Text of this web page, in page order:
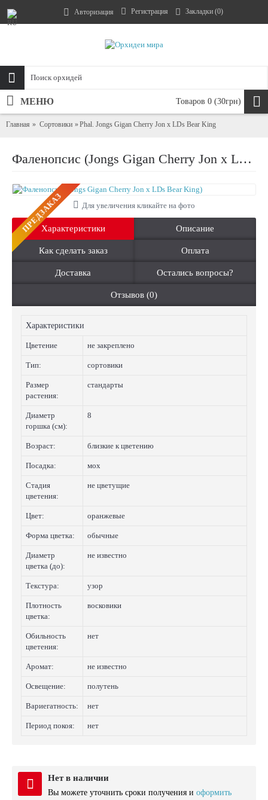
Авторизация Регистрация Закладки (0)
Товаров 0 (30грн)
МЕНЮ
Главная Сортовики Phal. Jongs Gigan Cherry Jon x LDs Bear King
Фаленопсис (Jongs Gigan Cherry Jon x LDs Bear King)
ПРЕДЗАКАЗ Для увеличения кликайте на фото
Характеристики Описание
Как сделать заказ Оплата
Доставка Остались вопросы?
Отзывов (0)
Характеристики
Цветение не закреплено
Тип: сортовики
Размер
растения:
стандарты
Диаметр
горшка (см):
8
Возраст: близкие к цветению
Посадка: мох
Стадия
цветения:
не цветущие
Цвет: оранжевые
Форма цветка: обычные
Диаметр
цветка (до):
не известно
Текстура: узор
Плотность
цветка:
восковики
Обильность
цветения:
нет
Аромат: не известно
Освещение: полутень
Вариегатность: нет
Период покоя: нет
Нет в наличии
Вы можете уточнить сроки получения и оформить